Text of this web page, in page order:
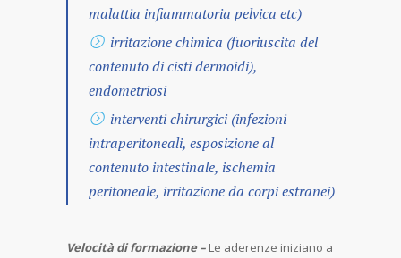
malattia infiammatoria pelvica etc)
irritazione chimica (fuoriuscita del
contenuto di cisti dermoidi),
endometriosi
interventi chirurgici (infezioni
intraperitoneali, esposizione al
contenuto intestinale, ischemia
peritoneale, irritazione da corpi estranei)
Velocità di formazione – Le aderenze iniziano a